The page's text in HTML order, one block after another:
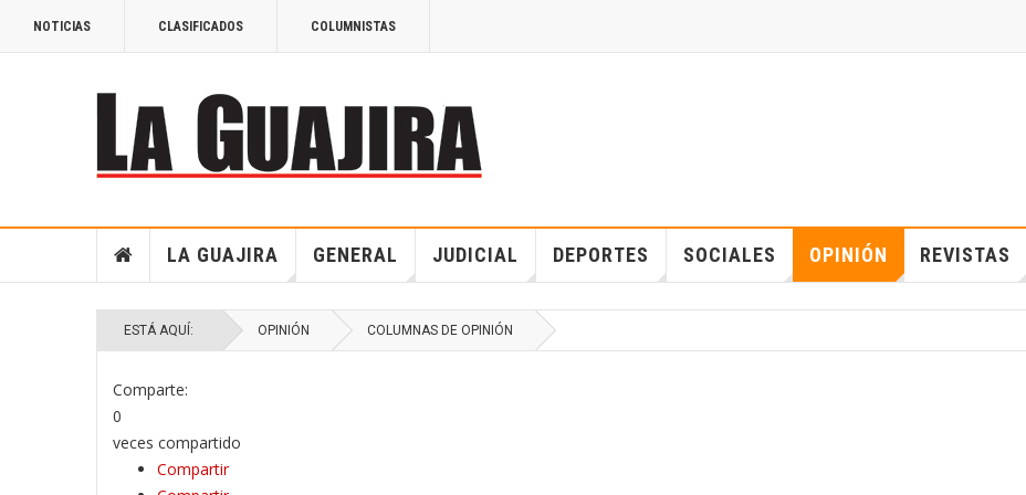
NOTICIAS CLASIFICADOS COLUMNISTAS
LA GUAJIRA GENERAL JUDICIAL DEPORTES SOCIALES OPINIÓN REVISTAS
ESTÁ AQUÍ: OPINIÓN COLUMNAS DE OPINIÓN
Comparte:
0
veces compartido
Compartir